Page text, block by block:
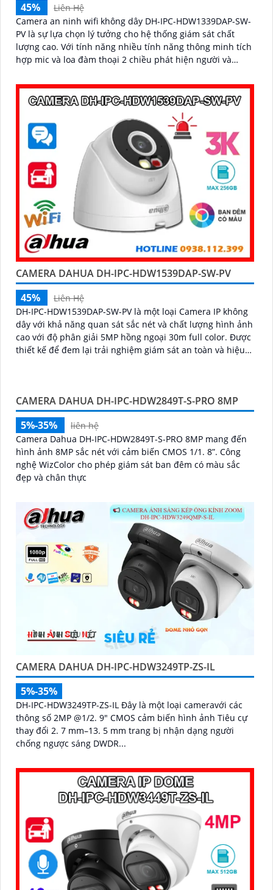
45%
Liên Hệ
Camera an ninh wifi không dây DH-IPC-HDW1339DAP-SW-
PV là sự lựa chọn lý tưởng cho hệ thống giám sát chất
lượng cao. Với tính năng nhiều tính năng thông minh tích
hợp mic và loa đàm thoại 2 chiều phát hiện người và
bảo vệ an toàn cho ngôi nhà hoặc văn phòng của bạn
CAMERA DAHUA DH-IPC-HDW1539DAP-SW-PV
45%
Liên Hệ
DH-IPC-HDW1539DAP-SW-PV là một loại Camera IP không
dây với khả năng quan sát sắc nét và chất lượng hình ảnh
cao với độ phân giải 5MP hồng ngoại 30m full color. Được
thiết kế để đem lại trải nghiệm giám sát an toàn và hiệu
CAMERA DAHUA DH-IPC-HDW2849T-S-PRO 8MP
5%-35%
liên hệ
Camera Dahua DH-IPC-HDW2849T-S-PRO 8MP mang đến
hình ảnh 8MP sắc nét với cảm biến CMOS 1/1. 8”. Công
nghệ WizColor cho phép giám sát ban đêm có màu sắc
đẹp và chân thực
CAMERA DAHUA DH-IPC-HDW3249TP-ZS-IL
5%-35%
DH-IPC-HDW3249TP-ZS-IL Đây là một loại cameravới các
thông số 2MP @1/2. 9" CMOS cảm biến hình ảnh Tiêu cự
thay đổi 2. 7 mm–13. 5 mm trang bị nhận dạng người
chống ngược sáng DWDR...